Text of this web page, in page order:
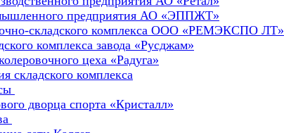
предприятия АО «ЭППЖТ»
складского комплекса ООО «РЕМЭКСПО ЛТ»
комплекса завода «Русджам»
цеха «Радуга»
складского комплекса
дворца спорта «Кристалл»